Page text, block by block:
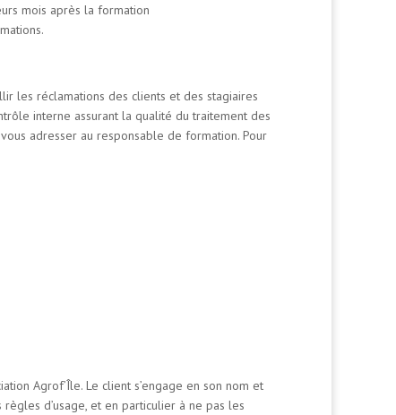
mois après la formation
les réclamations des clients et des stagiaires
interne assurant la qualité du traitement des
adresser au responsable de formation. Pour
Agrof’Île. Le client s’engage en son nom et
d’usage, et en particulier à ne pas les